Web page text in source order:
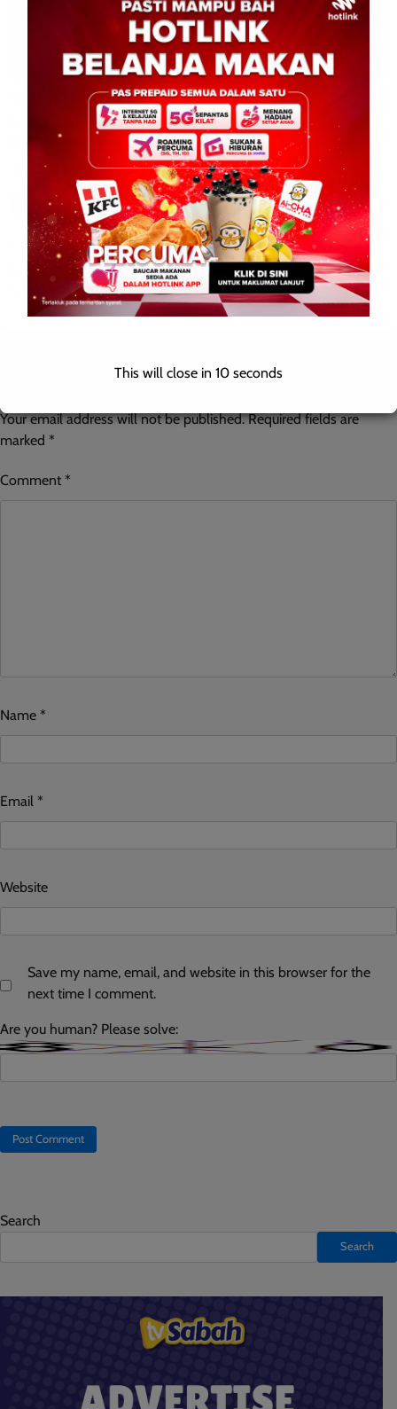
DUNIA SOSIAL WILAYAH SABAH
Pelajar Sabah menangi anugerah wakil terbaik di
persidangan belia PBB di Thailand
David E. June 30, 2026 0
BANGKOK: 30 Jun 2026 – Seorang pelajar Tingkatan Tiga dari
Sabah telah menerima penghormatan tertinggi di persidangan
Asia Youth International Model United Nations (AYIMUN) di […]
Your email address will not be published. Required fields are
marked *
Comment *
Name *
Email *
Website
Save my name, email, and website in this browser for the
next time I comment.
Are you human? Please solve:
Search
Search
This will close in9seconds